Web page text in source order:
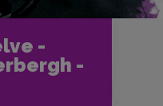
-
-
Soderbergh